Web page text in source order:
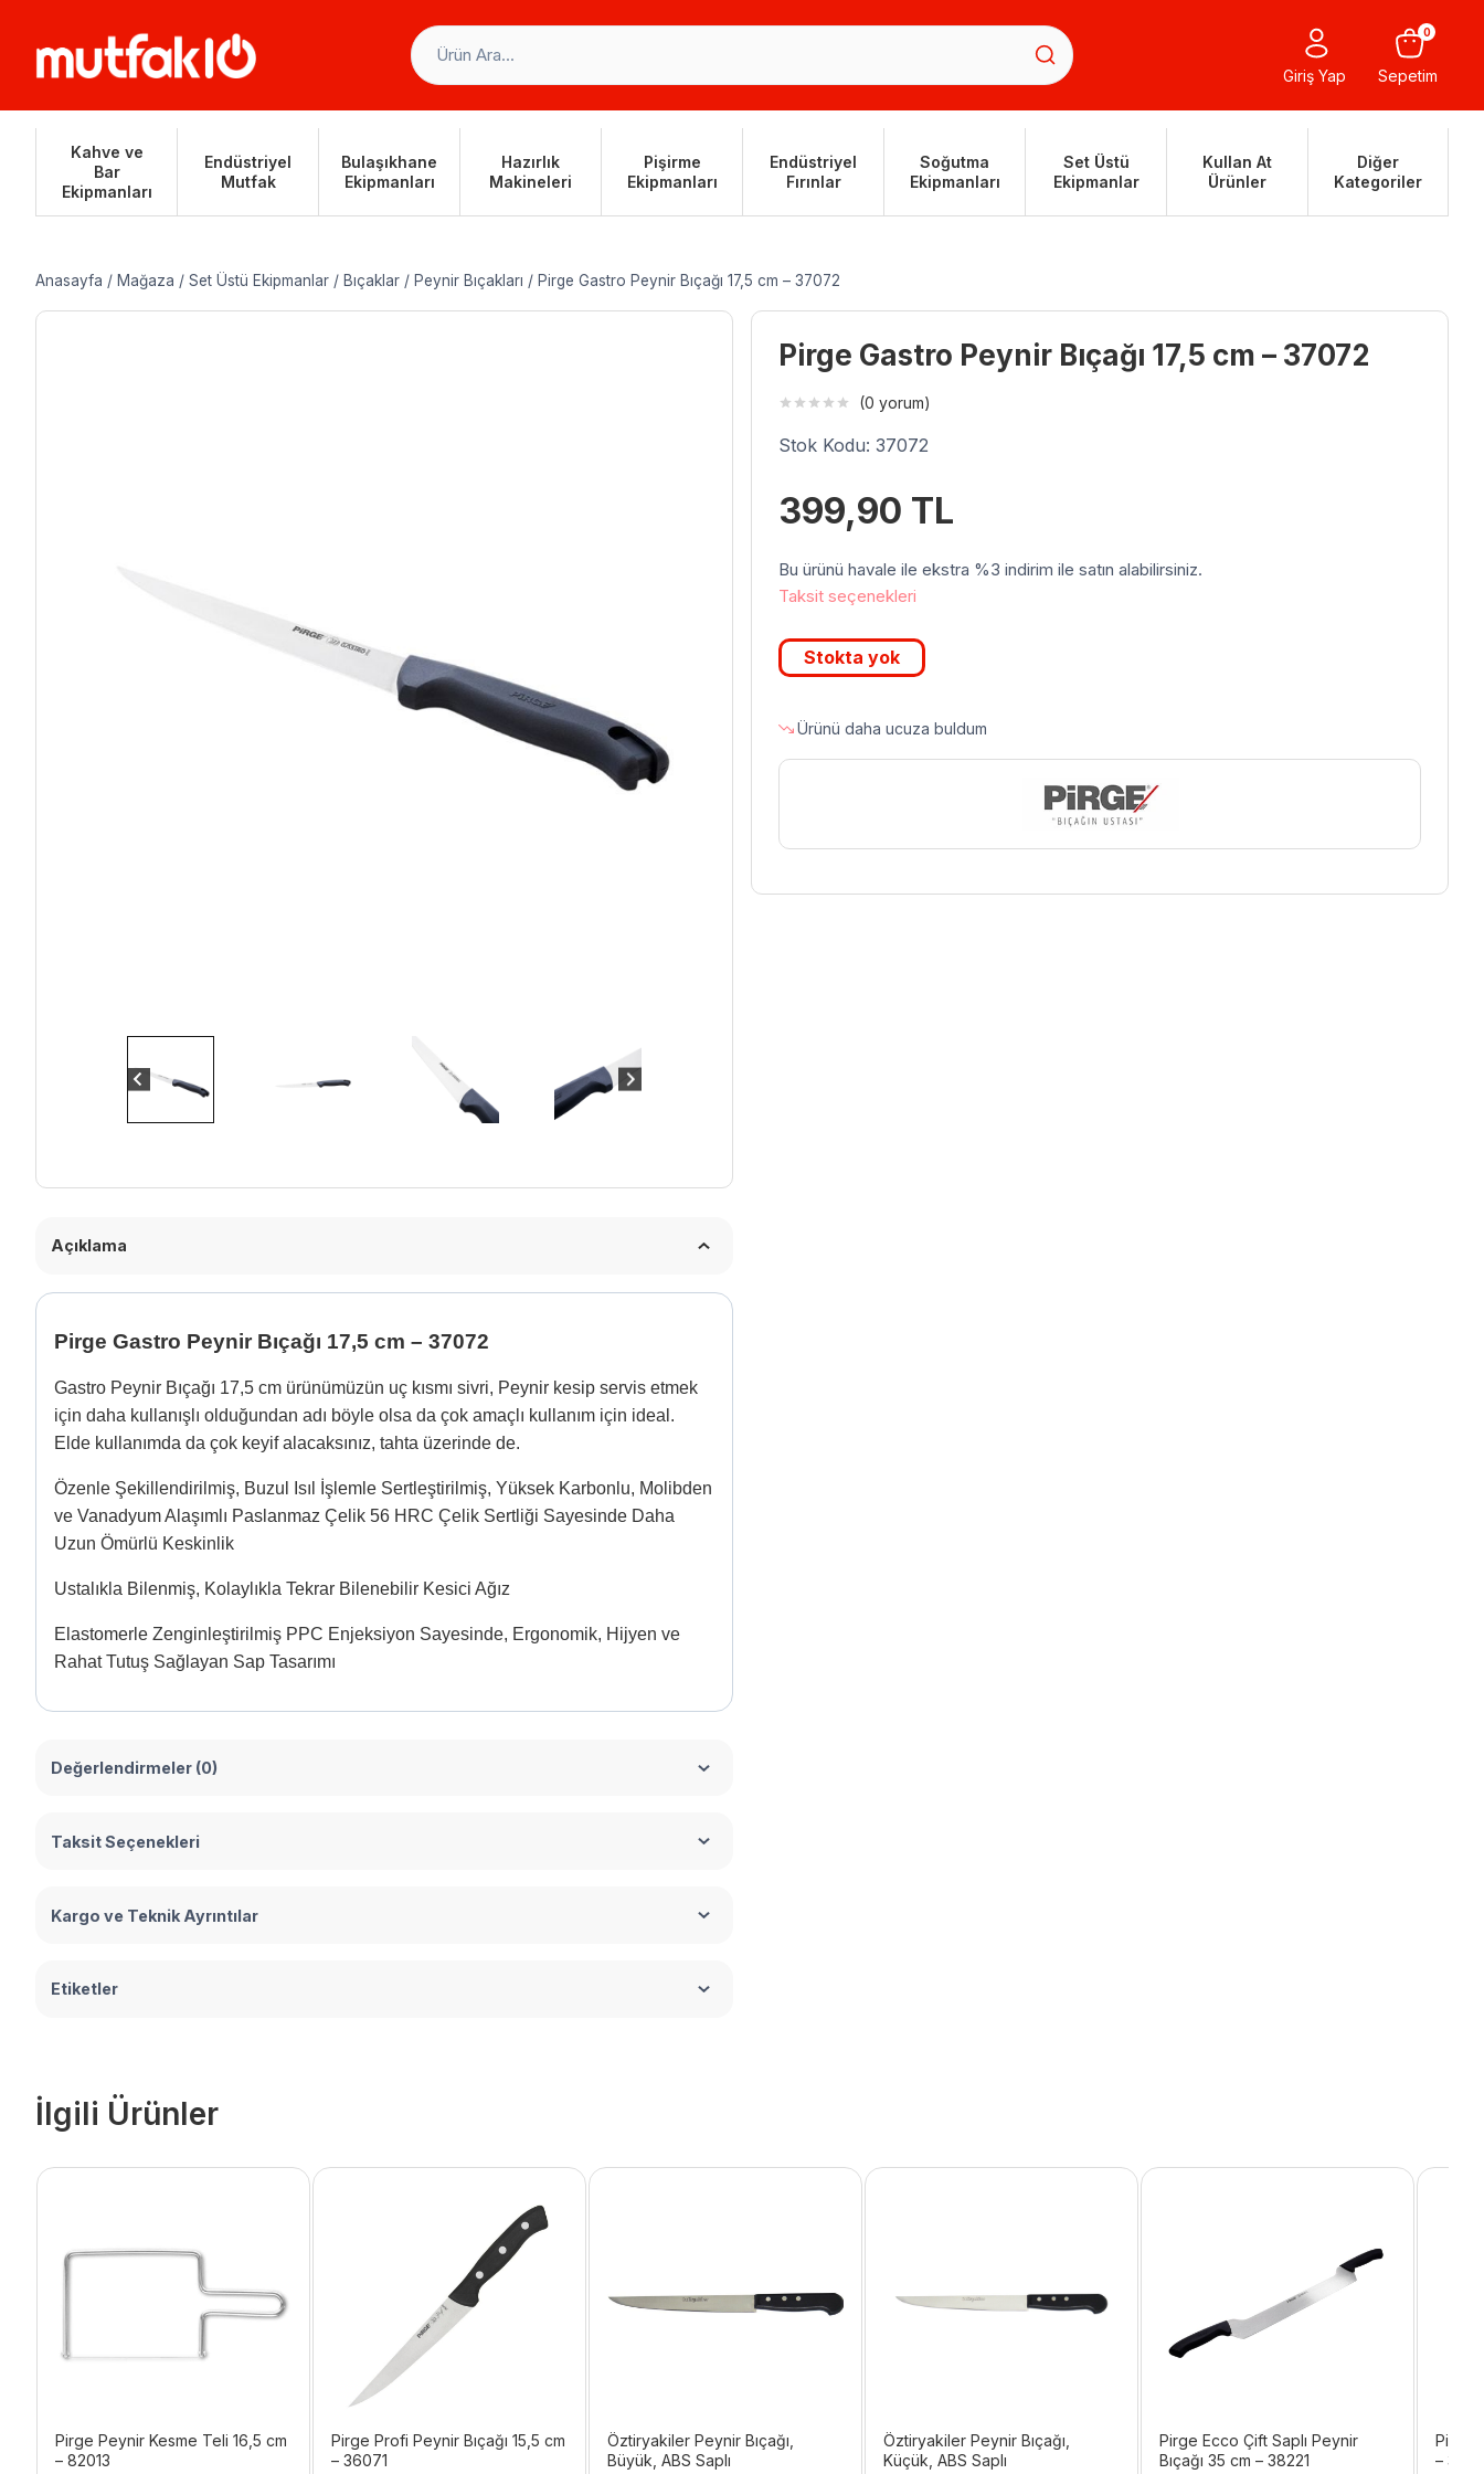
Giriş Yap Sepetim
0
Kahve ve
Bar
Ekipmanları
Endüstriyel
Mutfak
Bulaşıkhane
Ekipmanları
Hazırlık
Makineleri
Pişirme
Ekipmanları
Endüstriyel
Fırınlar
Soğutma
Ekipmanları
Set Üstü
Ekipmanlar
Kullan At
Ürünler
Diğer
Kategoriler
Anasayfa / Mağaza / Set Üstü Ekipmanlar / Bıçaklar / Peynir Bıçakları / Pirge Gastro Peynir Bıçağı 17,5 cm – 37072
Açıklama
Pirge Gastro Peynir Bıçağı 17,5 cm – 37072
Gastro Peynir Bıçağı 17,5 cm ürünümüzün uç kısmı sivri, Peynir kesip servis etmek
için daha kullanışlı olduğundan adı böyle olsa da çok amaçlı kullanım için ideal.
Elde kullanımda da çok keyif alacaksınız, tahta üzerinde de.
Özenle Şekillendirilmiş, Buzul Isıl İşlemle Sertleştirilmiş, Yüksek Karbonlu, Molibden
ve Vanadyum Alaşımlı Paslanmaz Çelik 56 HRC Çelik Sertliği Sayesinde Daha
Uzun Ömürlü Keskinlik
Ustalıkla Bilenmiş, Kolaylıkla Tekrar Bilenebilir Kesici Ağız
Elastomerle Zenginleştirilmiş PPC Enjeksiyon Sayesinde, Ergonomik, Hijyen ve
Rahat Tutuş Sağlayan Sap Tasarımı
Değerlendirmeler (0)
Taksit Seçenekleri
Kargo ve Teknik Ayrıntılar
Etiketler
Pirge Gastro Peynir Bıçağı 17,5 cm – 37072
(0 yorum)
Stok Kodu: 37072
399,90 TL
Bu ürünü havale ile ekstra %3 indirim ile satın alabilirsiniz.
Taksit seçenekleri
Stokta yok
Ürünü daha ucuza buldum
İlgili Ürünler
Pirge Peynir Kesme Teli 16,5 cm
– 82013
Pirge Profi Peynir Bıçağı 15,5 cm
– 36071
Öztiryakiler Peynir Bıçağı,
Büyük, ABS Saplı
Öztiryakiler Peynir Bıçağı,
Küçük, ABS Saplı
Pirge Ecco Çift Saplı Peynir
Bıçağı 35 cm – 38221
Pirge
–